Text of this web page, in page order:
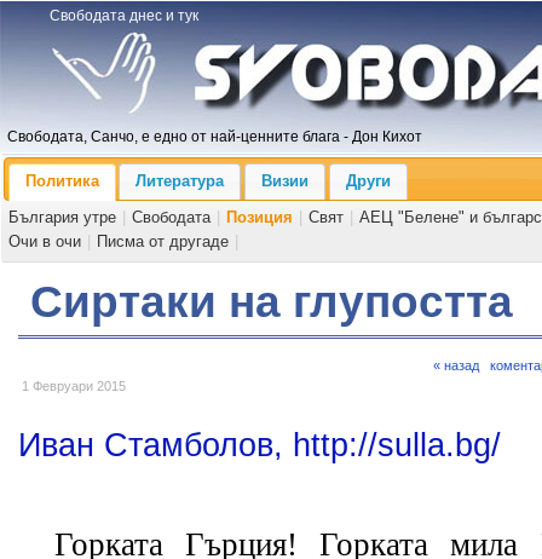
Свободата днес и тук
Свободата, Санчо, е едно от най-ценните блага - Дон Кихот
Политика Литература Визии
Други
България утре
Свободата Позиция Свят
АЕЦ "Белене" и
Очи в очи
Писма от другаде
Сиртаки на глупостта
1 Февруари 2015
« назад
Иван Стамболов, http://sulla.bg/
Горката Гърция! Горката мила